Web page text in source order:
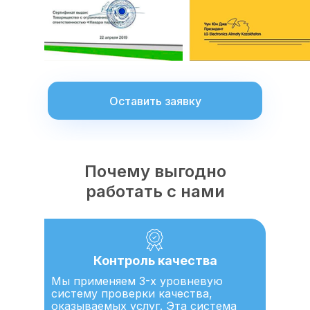
Оставить заявку
Почему выгодно
работать с нами
Контроль качества
Мы применяем 3-х уровневую
систему проверки качества,
оказываемых услуг. Эта система